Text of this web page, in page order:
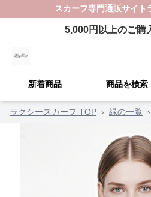
スカーフ専門通販サイト
5,000円以上のご購
新着商品 商品を検索
ラクシースカーフ TOP › 緑の一覧 ›